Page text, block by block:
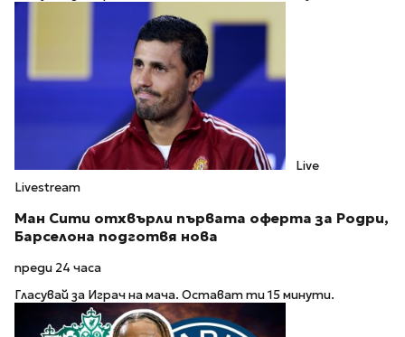
Live
Livestream
Ман Сити отхвърли първата оферта за Родри,
Барселона подготвя нова
преди 24 часа
Гласувай за Играч на мача. Остават ти 15 минути.